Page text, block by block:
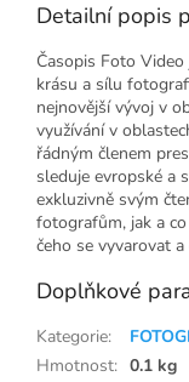
Detailní popis
Časopis Foto
krásu a sílu
nejnovější vývoj v
využívání v
řádným členem
sleduje evropské a
exkluzivně svým
fotografům, jak a
čeho se vyvarovat a
Doplňkové
Kategorie:
Hmotnost: 0.1 kg